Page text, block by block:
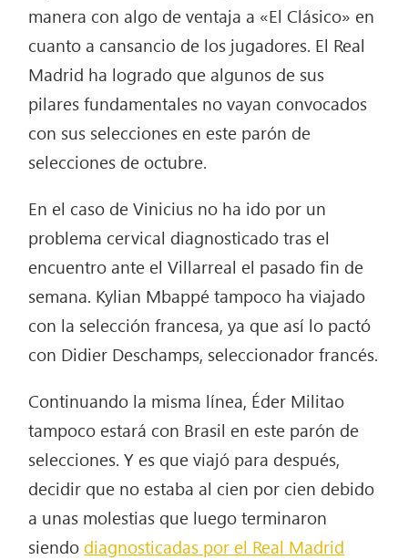
manera con algo de ventaja a «El Clásico» en
cuanto a cansancio de los jugadores. El Real
Madrid ha logrado que algunos de sus
pilares fundamentales no vayan convocados
con sus selecciones en este parón de
selecciones de octubre.
En el caso de Vinicius no ha ido por un
problema cervical diagnosticado tras el
encuentro ante el Villarreal el pasado fin de
semana. Kylian Mbappé tampoco ha viajado
con la selección francesa, ya que así lo pactó
con Didier Deschamps, seleccionador francés.
Continuando la misma línea, Éder Militao
tampoco estará con Brasil en este parón de
selecciones. Y es que viajó para después,
decidir que no estaba al cien por cien debido
a unas molestias que luego terminaron
siendo diagnosticadas por el Real Madrid